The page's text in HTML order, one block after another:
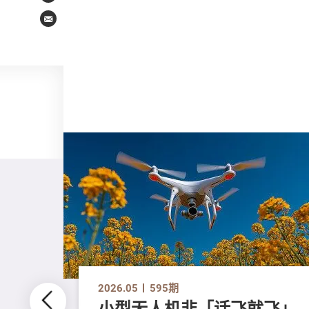
Email
2026.05 595期